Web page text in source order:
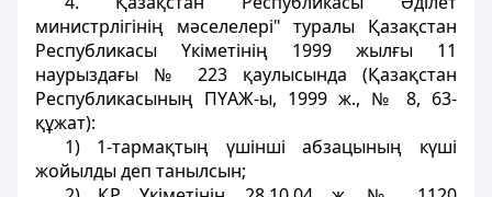
министрлігінiң мәселелерi" туралы Қазақстан
Республикасы Yкіметінiң 1999 жылғы 11
наурыздағы № 223 қаулысында (Қазақстан
Республикасының ПYАЖ-ы, 1999 ж., № 8, 63-
құжат):
1) 1-тармақтың үшiншi абзацының күшi
жойылды деп танылсын;